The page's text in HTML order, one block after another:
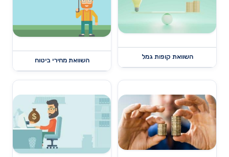
השוואת קופות גמל
השוואת מחירי ביטוח